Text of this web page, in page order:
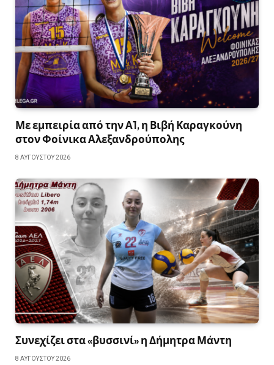
Με εμπειρία από την Α1, η Βιβή Καραγκούνη
στον Φοίνικα Αλεξανδρούπολης
8 ΑΥΓΟΎΣΤΟΥ 2026
Συνεχίζει στα «βυσσινί» η Δήμητρα Μάντη
8 ΑΥΓΟΎΣΤΟΥ 2026